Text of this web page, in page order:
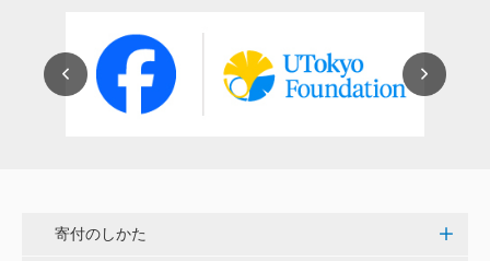
紺野 邦昭
若い方々のために「イノベーションを産む奇跡の海、
世界のISAKI」を実現し、日本を、そして世界をリー
昨春に開催された小石川植物園の観桜会は素晴らし
寄付のしかた